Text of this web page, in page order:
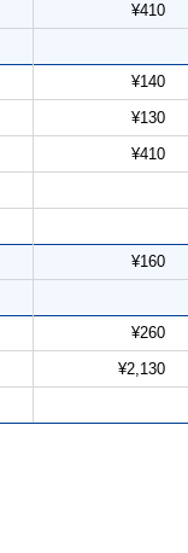
¥410
¥140
¥130
¥410
¥160
¥260
¥2,130